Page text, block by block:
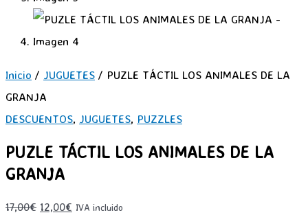
Inicio / JUGUETES / PUZLE TÁCTIL LOS ANIMALES DE LA
GRANJA
DESCUENTOS, JUGUETES, PUZZLES
PUZLE TÁCTIL LOS ANIMALES DE LA
GRANJA
17,00€ El
12,00€ El
IVA incluido